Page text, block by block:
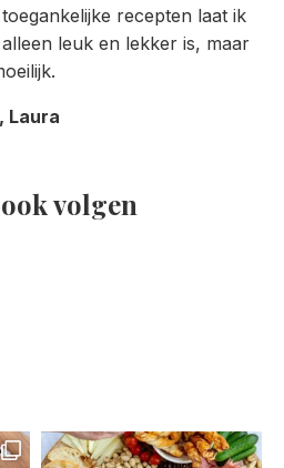
recepten laat ik
leuk en lekker is, maar
Laura
volgen